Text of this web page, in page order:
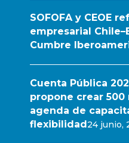
SOFOFA y CEOE
empresarial
Cumbre
Cuenta Pública
propone crear
agenda de
flexibilidad24 junio,